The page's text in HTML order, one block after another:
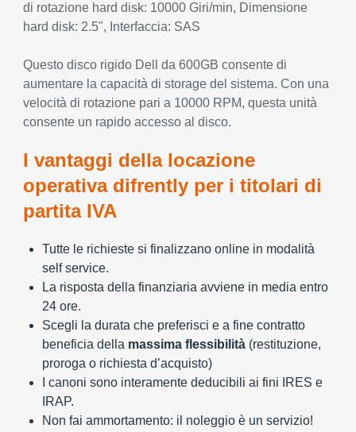
di rotazione hard disk: 10000 Giri/min, Dimensione
hard disk: 2.5", Interfaccia: SAS
Questo disco rigido Dell da 600GB consente di
aumentare la capacità di storage del sistema. Con una
velocità di rotazione pari a 10000 RPM, questa unità
consente un rapido accesso al disco.
I vantaggi della locazione
operativa difrently per i titolari di
partita IVA
Tutte le richieste si finalizzano online in modalità
self service.
La risposta della finanziaria avviene in media entro
24 ore.
Scegli la durata che preferisci e a fine contratto
beneficia della massima flessibilità (restituzione,
proroga o richiesta d’acquisto)
I canoni sono interamente deducibili ai fini IRES e
IRAP.
Non fai ammortamento: il noleggio è un servizio!